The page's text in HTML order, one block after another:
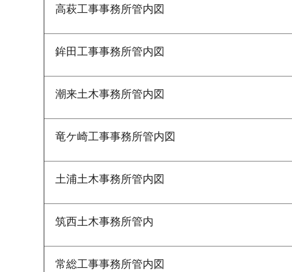
高萩工事事務所管内図
鉾田工事事務所管内図
潮来土木事務所管内図
竜ケ崎工事事務所管内図
土浦土木事務所管内図
筑西土木事務所管内
常総工事事務所管内図